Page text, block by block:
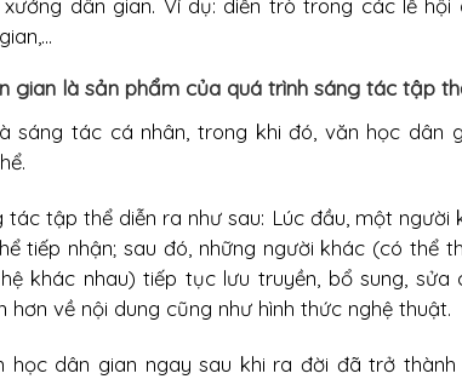
dân gian. Ví dụ: diễn trò trong các lễ hội
gian là sản phẩm của quá trình sáng tác tập
sáng tác cá nhân, trong khi đó, văn học dân
tác tập thể diễn ra như sau: Lúc đầu, một người
tiếp nhận; sau đó, những người khác (có thể
khác nhau) tiếp tục lưu truyền, bổ sung,
hơn về nội dung cũng như hình thức nghệ thuật.
học dân gian ngay sau khi ra đời đã trở